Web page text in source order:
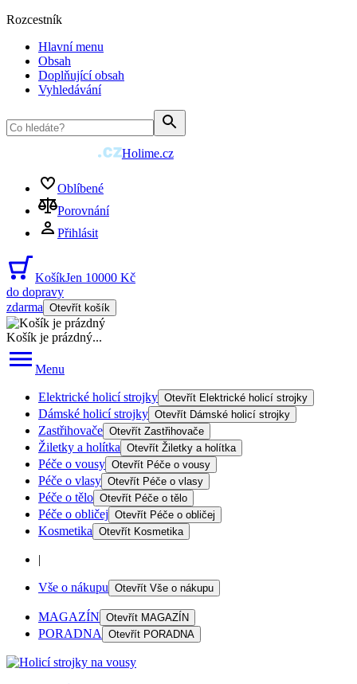
Rozcestník
Hlavní menu
Obsah
Doplňující obsah
Vyhledávání
Holime.cz
Oblíbené
Porovnání
Přihlásit
KošíkJen 10000 Kč
do dopravy
zdarma Otevřít košík
Košík je prázdný...
Menu
Elektrické holicí strojky Otevřít Elektrické holicí strojky
Dámské holicí strojky Otevřít Dámské holicí strojky
Zastřihovače Otevřít Zastřihovače
Žiletky a holítka Otevřít Žiletky a holítka
Péče o vousy Otevřít Péče o vousy
Péče o vlasy Otevřít Péče o vlasy
Péče o tělo Otevřít Péče o tělo
Péče o obličej Otevřít Péče o obličej
Kosmetika Otevřít Kosmetika
|
Vše o nákupu Otevřít Vše o nákupu
MAGAZÍN Otevřít MAGAZÍN
PORADNA Otevřít PORADNA